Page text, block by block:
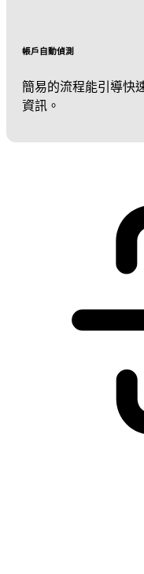
帳戶自動偵測
簡易的流程能引導快
資訊。